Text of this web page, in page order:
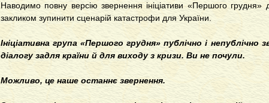
Наводимо повну версію звернення ініціативи «Першого грудня»
закликом зупинити сценарій катастрофи для України.
Ініціативна група «Першого грудня» публічно і
діалогу задля країни й для виходу з кризи. Ви не почули.
Можливо, це наше останнє звернення.